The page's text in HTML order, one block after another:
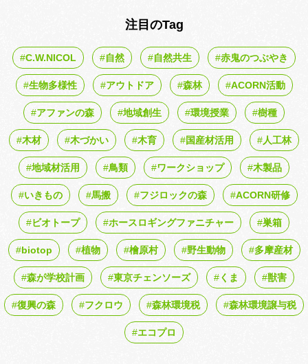
注目のTag
C.W.NICOL 自然 自然共生 赤鬼のつぶやき
生物多様性 アウトドア 森林 ACORN活動
アファンの森 地域創生 環境授業 樹種
木材 木づかい 木育 国産材活用 人工林
地域材活用 鳥類 ワークショップ 木製品
いきもの 馬搬 フジロックの森 ACORN研修
ビオトープ ホースロギングファニチャー 巣箱
biotop 植物 檜原村 野生動物 多摩産材
森が学校計画 東京チェンソーズ くま 獣害
復興の森 フクロウ 森林環境税 森林環境譲与税
エコプロ